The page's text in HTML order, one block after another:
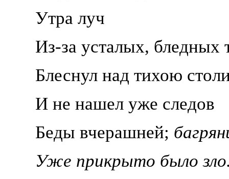
Утра луч
Из-за усталых, бледных
Блеснул над тихою
И не нашел уже следов
Беды вчерашней;
Уже прикрыто было